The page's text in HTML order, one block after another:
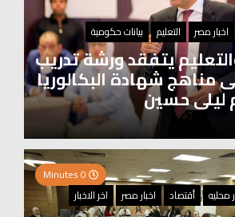
اخبار مصر التعليم بيانات حكومية
يتفقد ورشة تدريب
مناهج شهادة البكالوريا
ليلى حسين
محليه أقتصاد اخبار مصر
اخر الاخبار